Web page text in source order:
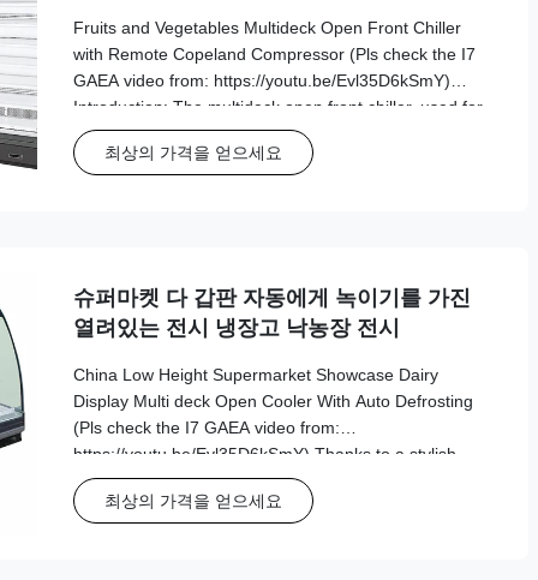
Fruits and Vegetables Multideck Open Front Chiller
with Remote Copeland Compressor (Pls check the I7
GAEA video from: https://youtu.be/Evl35D6kSmY)
Introduction: The multideck open front chiller, used for
food retail and manufacturing, is ideal if you’re looking
for a way to increase the visibility ...
최상의 가격을 얻으세요
슈퍼마켓 다 갑판 자동에게 녹이기를 가진
열려있는 전시 냉장고 낙농장 전시
China Low Height Supermarket Showcase Dairy
Display Multi deck Open Cooler With Auto Defrosting
(Pls check the I7 GAEA video from:
https://youtu.be/Evl35D6kSmY) Thanks to a stylish,
modern design, this I7 GAEA L remote multideck chiller
offers outstanding visual appeal, as well as high
최상의 가격을 얻으세요